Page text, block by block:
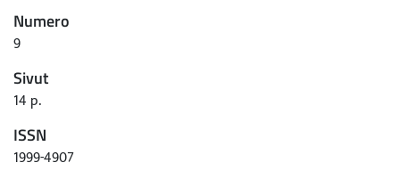
Numero
9
Sivut
14 p.
ISSN
1999-4907